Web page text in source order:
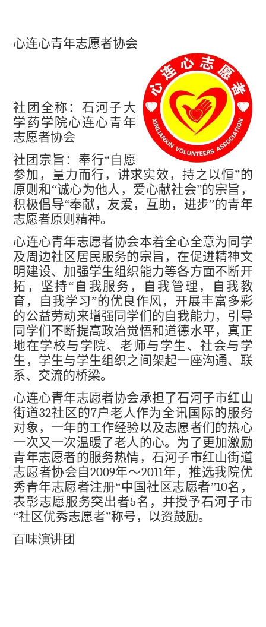
心连心青年志愿者协会
社团全称：石河子大
学药学院心连心青年
志愿者协会
社团宗旨：奉行“自愿
参加，量力而行，讲求实效，持之以恒”的
原则和“诚心为他人，爱心献社会”的宗旨，
积极倡导“奉献，友爱，互助，进步”的青年
志愿者原则精神。
心连心青年志愿者协会本着全心全意为同学
及周边社区居民服务的宗旨，在促进精神文
明建设、加强学生组织能力等各方面不断开
拓，坚持“自我服务，自我管理，自我教
育，自我学习”的优良作风，开展丰富多彩
的公益劳动来增强同学们的自我能力，引导
同学们不断提高政治觉悟和道德水平，真正
地在学校与学院、老师与学生、社会与学
生，学生与学生组织之间架起一座沟通、联
系、交流的桥梁。
心连心青年志愿者协会承担了石河子市红山
街道32社区的7户老人作为全讯国际的服务
对象，一年的工作经验以及志愿者们的热心
一次又一次温暖了老人的心。为了更加激励
青年志愿者的服务热情，石河子市红山街道
志愿者协会自2009年～2011年，推选我院优
秀青年志愿者注册“中国社区志愿者”10名，
表彰志愿服务突出者5名，并授予石河子市
“社区优秀志愿者”称号，以资鼓励。
百味演讲团